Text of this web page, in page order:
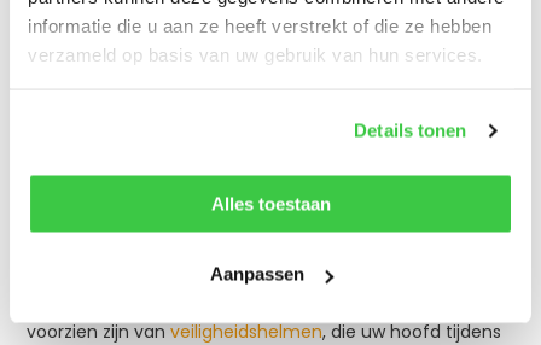
informatie die u aan ze heeft verstrekt of die ze hebben
verzameld op basis van uw gebruik van hun services.
Details tonen
Alles toestaan
Aanpassen
bestaat namelijk het risico op valgevaar en dit is een van
meest voorkomende oorzaken van arbeidsongevallen.
verplicht, en dus moeten er bij werken op hoogte altijd
voorzorgsmaatregelen getroffen worden. Er zijn een
aantal producten die van cruciaal belang zijn voor uw
veiligheid.Veiligheidsharnassen, die om het lichaam
worden bevestigd, zijn bij ons verkrijgbaar in verschillende
voorzien zijn vanveiligheidshelmen, die uw hoofd tijdens